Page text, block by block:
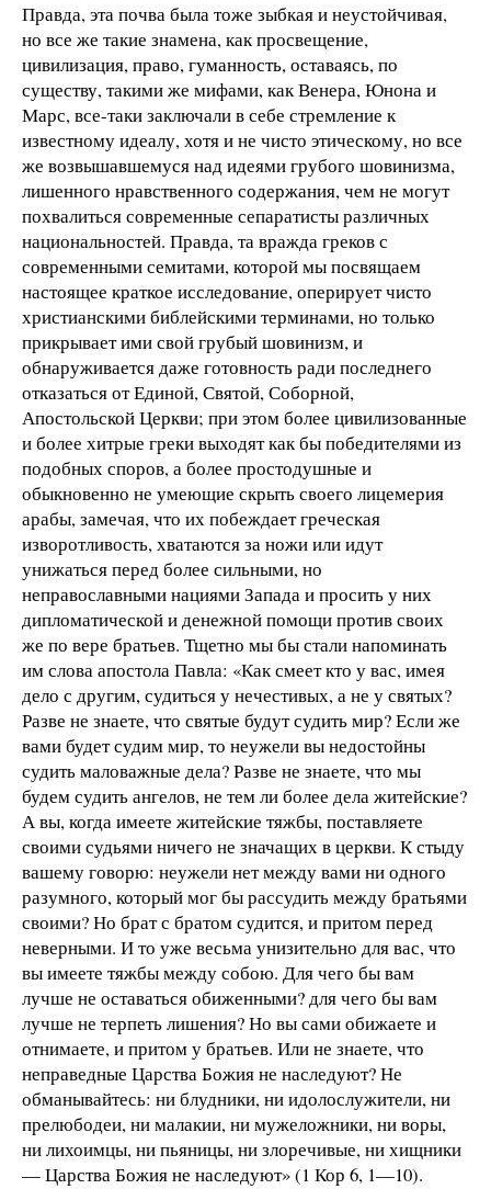
Правда, эта почва была тоже зыбкая и неустойчивая,
но все же такие знамена, как просвещение,
цивилизация, право, гуманность, оставаясь, по
существу, такими же мифами, как Венера, Юнона и
Марс, все-таки заключали в себе стремление к
известному идеалу, хотя и не чисто этическому, но все
же возвышавшемуся над идеями грубого шовинизма,
лишенного нравственного содержания, чем не могут
похвалиться современные сепаратисты различных
национальностей. Правда, та вражда греков с
современными семитами, которой мы посвящаем
настоящее краткое исследование, оперирует чисто
христианскими библейскими терминами, но только
прикрывает ими свой грубый шовинизм, и
обнаруживается даже готовность ради последнего
отказаться от Единой, Святой, Соборной,
Апостольской Церкви; при этом более цивилизованные
и более хитрые греки выходят как бы победителями из
подобных споров, а более простодушные и
обыкновенно не умеющие скрыть своего лицемерия
арабы, замечая, что их побеждает греческая
изворотливость, хватаются за ножи или идут
унижаться перед более сильными, но
неправославными нациями Запада и просить у них
дипломатической и денежной помощи против своих
же по вере братьев. Тщетно мы бы стали напоминать
им слова апостола Павла: «Как смеет кто у вас, имея
дело с другим, судиться у нечестивых, а не у святых?
Разве не знаете, что святые будут судить мир? Если же
вами будет судим мир, то неужели вы недостойны
судить маловажные дела? Разве не знаете, что мы
будем судить ангелов, не тем ли более дела житейские?
А вы, когда имеете житейские тяжбы, поставляете
своими судьями ничего не значащих в церкви. К стыду
вашему говорю: неужели нет между вами ни одного
разумного, который мог бы рассудить между братьями
своими? Но брат с братом судится, и притом перед
неверными. И то уже весьма унизительно для вас, что
вы имеете тяжбы между собою. Для чего бы вам
лучше не оставаться обиженными? для чего бы вам
лучше не терпеть лишения? Но вы сами обижаете и
отнимаете, и притом у братьев. Или не знаете, что
неправедные Царства Божия не наследуют? Не
обманывайтесь: ни блудники, ни идолослужители, ни
прелюбодеи, ни малакии, ни мужеложники, ни воры,
ни лихоимцы, ни пьяницы, ни злоречивые, ни хищники
— Царства Божия не наследуют» (1 Кор 6, 1—10).